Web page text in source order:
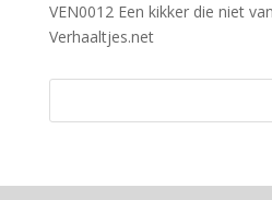
VEN0012 Een kikker die niet
Verhaaltjes.net